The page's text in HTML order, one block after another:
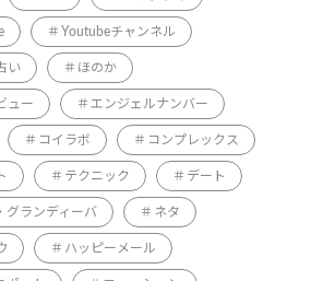
Youtubeチャンネル
い ほのか
ュー エンジェルナンバー
コイラボ コンプレックス
テクニック デート
グランディーバ ネタ
ハッピーメール